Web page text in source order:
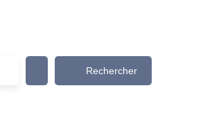
Rechercher